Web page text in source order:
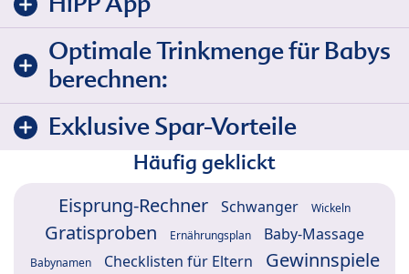
Optimale Trinkmenge für Babys
berechnen:
Exklusive Spar-Vorteile
Häufig geklickt
Eisprung-Rechner Schwanger Wickeln
Gratisproben Ernährungsplan Baby-Massage
Babynamen Checklisten für Eltern
Gewinnspiele